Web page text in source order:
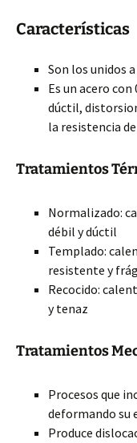
Características
Son los unidos
Es un acero
dúctil,
la resistencia
Tratamientos
Normalizado:
débil y dúctil
Templado:
resistente y
Recocido:
y tenaz
Tratamientos
Procesos que
deformando su
Produce